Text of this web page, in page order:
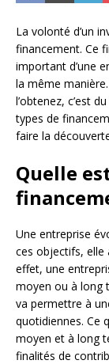
La volonté d’un
financement. Ce
important d’une
la même
l’obtenez, c’est
types de
faire la
Quelle
Une entreprise
ces objectifs, elle
effet, une
moyen ou à long
va permettre à
quotidiennes. Ce
moyen et à long
finalités de